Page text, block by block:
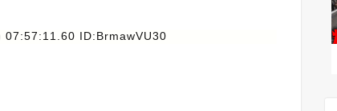
07:57:11.60 ID:BrmawVU30